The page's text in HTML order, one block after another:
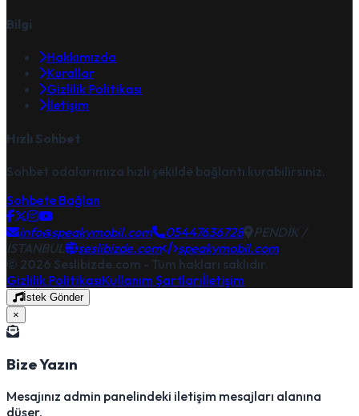
Bilgi
Hakkımızda
Kurallar
Gizlilik Politikası
İletişim
Hızlı Sohbet
Sohbet odalarımıza hızlı şekilde bağlantı kurabilirsiniz.
Sohbete Bağlan
info@speakymobil.com
05447636728
PENDİK /
İSTANBUL
seslibizde.com
speakymobil.com
© 2026 Seslibizde.com - Tüm hakları saklıdır.
Gizlilik PolitikasıKullanım Şartlarıİletişim
İstek Gönder
×
Bize Yazın
Mesajınız admin panelindeki iletişim mesajları alanına
düşer.